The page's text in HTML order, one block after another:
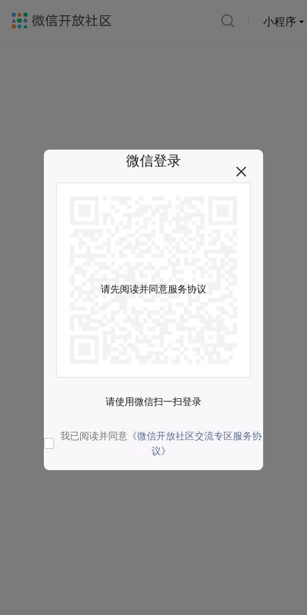
小程序
微信登录
请先阅读并同意服务协议
请使用微信扫一扫登录
我已阅读并同意 《微信开放社区交流专区服务协
议》